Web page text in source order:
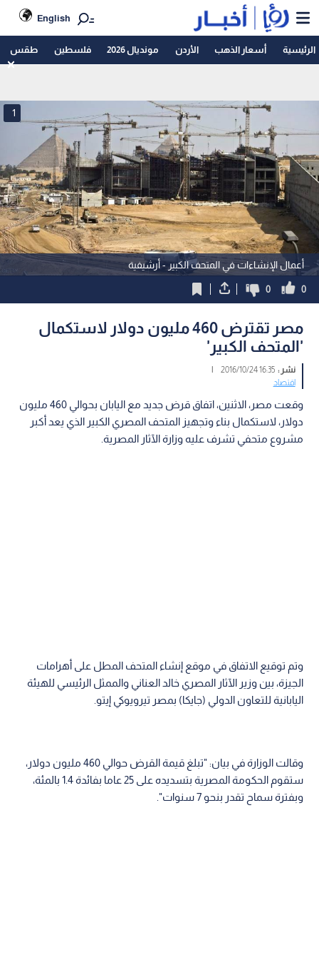
English
الرئيسية أسعار الذهب الأردن مونديال 2026 فلسطين طقس
أعمال الإنشاءات في المتحف الكبير - أرشيفية
1
0
0
مصر تقترض 460 مليون دولار لاستكمال
'المتحف الكبير'
نشر :16:35 2016/10/24
|
اقتصاد
وقعت مصر، الاثنين، اتفاق قرض جديد مع اليابان بحوالي 460 مليون
دولار، لاستكمال بناء وتجهيز المتحف المصري الكبير الذي يعد أكبر
مشروع متحفي تشرف عليه وزارة الآثار المصرية.
وتم توقيع الاتفاق في موقع إنشاء المتحف المطل على أهرامات
الجيزة، بين وزير الآثار المصري خالد العناني والممثل الرئيسي للهيئة
اليابانية للتعاون الدولي (جايكا) بمصر تيرويوكي إيتو.
وقالت الوزارة في بيان: "تبلغ قيمة القرض حوالي 460 مليون دولار،
ستقوم الحكومة المصرية بتسديده على 25 عاما بفائدة 1.4 بالمئة،
وبفترة سماح تقدر بنحو 7 سنوات".